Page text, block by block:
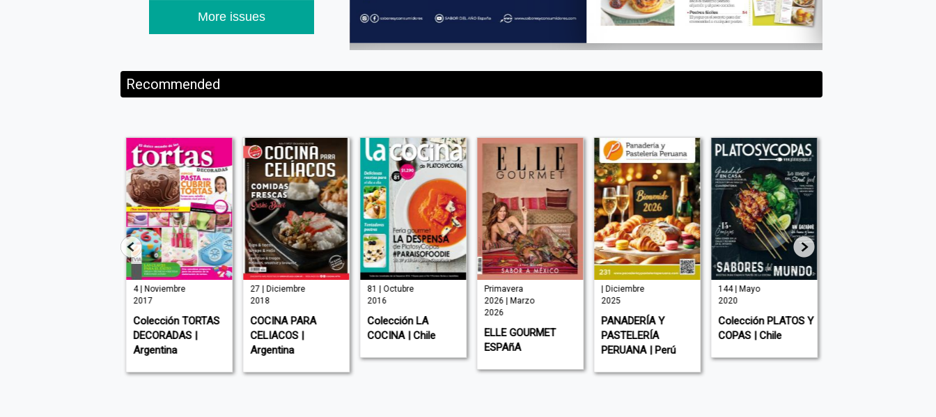
More issues
Recommended
4 | Noviembre
2017
Colección TORTAS
DECORADAS |
Argentina
27 | Diciembre
2018
COCINA PARA
CELIACOS |
Argentina
81 | Octubre
2016
Colección LA
COCINA | Chile
Primavera
2026 | Marzo
2026
ELLE GOURMET
ESPAñA
| Diciembre
2025
PANADERÍA Y
PASTELERÍA
PERUANA | Perú
144 | Mayo
2020
Colección PLATOS Y
COPAS | Chile